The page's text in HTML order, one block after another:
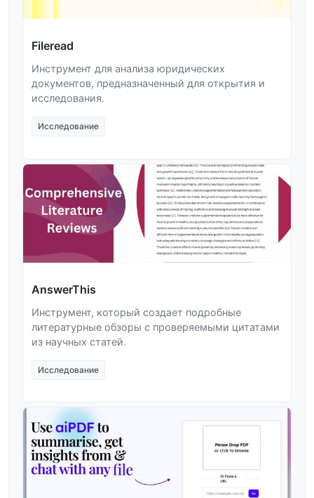
Fileread
Инструмент для анализа юридических
документов, предназначенный для открытия и
исследования.
Исследование
AnswerThis
Инструмент, который создает подробные
литературные обзоры с проверяемыми цитатами
из научных статей.
Исследование